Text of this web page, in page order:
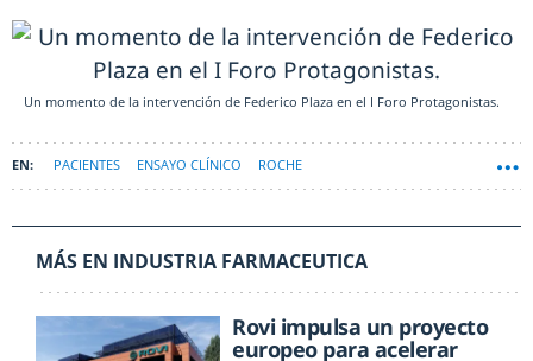
Un momento de la intervención de Federico Plaza en el I Foro Protagonistas.
PACIENTES ENSAYO CLÍNICO ROCHE
MÁS EN INDUSTRIA FARMACEUTICA
Rovi impulsa un proyecto
europeo para acelerar